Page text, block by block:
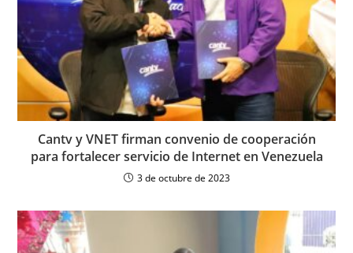
Cantv y VNET firman convenio de cooperación
para fortalecer servicio de Internet en Venezuela
3 de octubre de 2023